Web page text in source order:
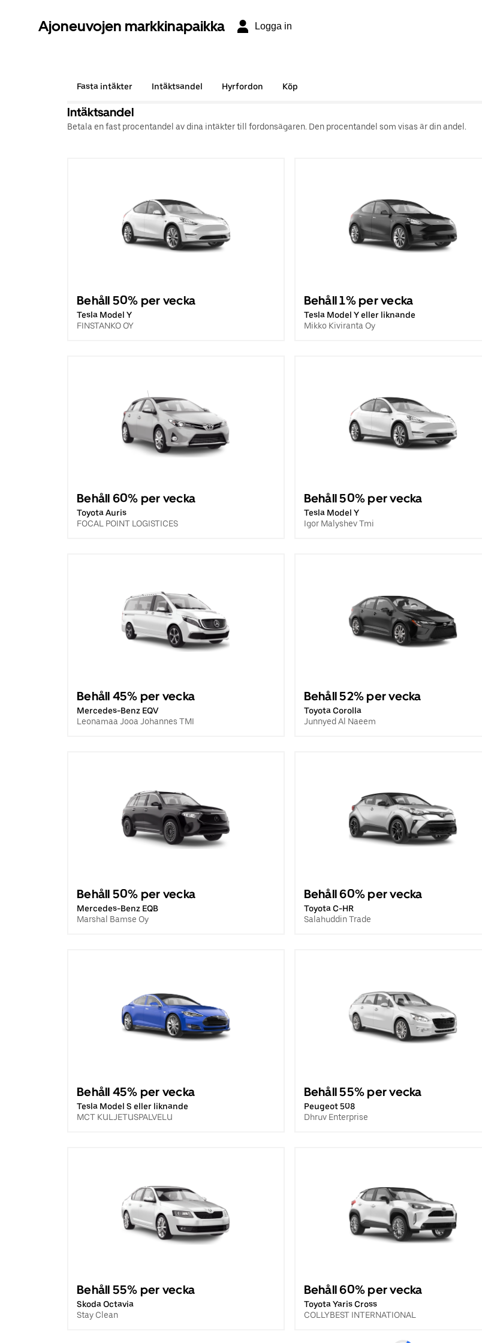
Ajoneuvojen markkinapaikka Logga in
Fasta intäkter Intäktsandel Hyrfordon Köp
Intäktsandel
Betala en fast procentandel av dina intäkter till fordonsägaren. Den procentandel som visas är din andel.
Behåll 50% per vecka
Tesla Model Y
FINSTANKO OY
Behåll 1% per vecka
Tesla Model Y eller liknande
Mikko Kiviranta Oy
Behåll 60% per vecka
Toyota Auris
FOCAL POINT LOGISTICES
Behåll 50% per vecka
Tesla Model Y
Igor Malyshev Tmi
Behåll 45% per vecka
Mercedes-Benz EQV
Leonamaa Jooa Johannes TMI
Behåll 52% per vecka
Toyota Corolla
Junnyed Al Naeem
Behåll 50% per vecka
Mercedes-Benz EQB
Marshal Bamse Oy
Behåll 60% per vecka
Toyota C-HR
Salahuddin Trade
Behåll 45% per vecka
Tesla Model S eller liknande
MCT KULJETUSPALVELU
Behåll 55% per vecka
Peugeot 508
Dhruv Enterprise
Behåll 55% per vecka
Skoda Octavia
Stay Clean
Behåll 60% per vecka
Toyota Yaris Cross
COLLYBEST INTERNATIONAL